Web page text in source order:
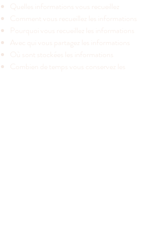
Quelles informations vous recueillez
Comment vous recueillez les informations
Pourquoi vous recueillez les informations
Avec qui vous partagez les informations
Où sont stockées les informations
Combien de temps vous conservez les